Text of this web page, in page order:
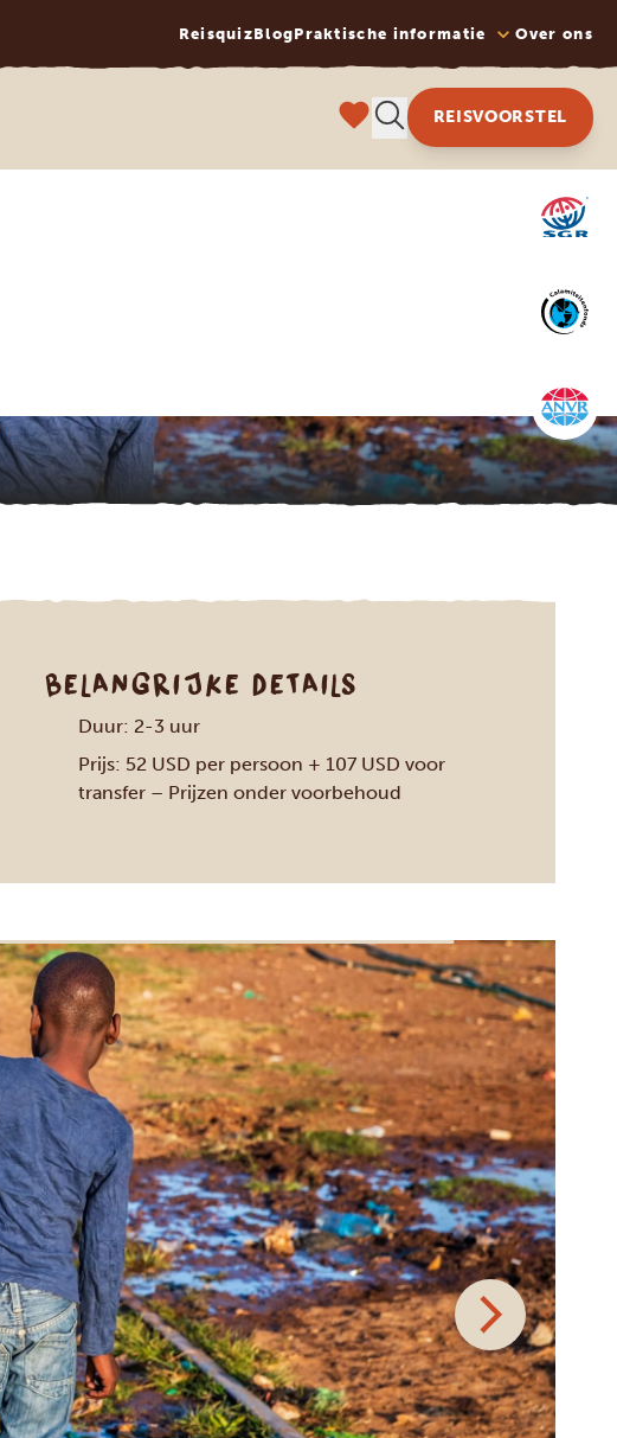
ReisquizBlogPraktische informatie Over ons
REISVOORSTEL
BELANGRIJKE DETAILS
Duur: 2-3 uur
Prijs: 52 USD per persoon + 107 USD voor
transfer – Prijzen onder voorbehoud